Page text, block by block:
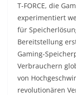
T-FORCE, die
experimentiert
für
Bereitstellung
Gaming-
Verbrauchern
von
revolutionären